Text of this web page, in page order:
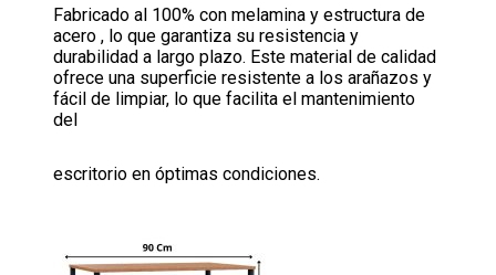
Fabricado al 100% con melamina y estructura de
acero , lo que garantiza su resistencia y
durabilidad a largo plazo. Este material de calidad
ofrece una superficie resistente a los arañazos y
fácil de limpiar, lo que facilita el mantenimiento
del
escritorio en óptimas condiciones.